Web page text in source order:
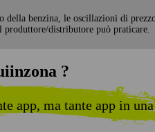
della benzina, le oscillazioni di
distributore può praticare.
?
app, ma tante app in